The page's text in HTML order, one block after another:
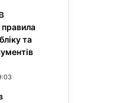
правила
та